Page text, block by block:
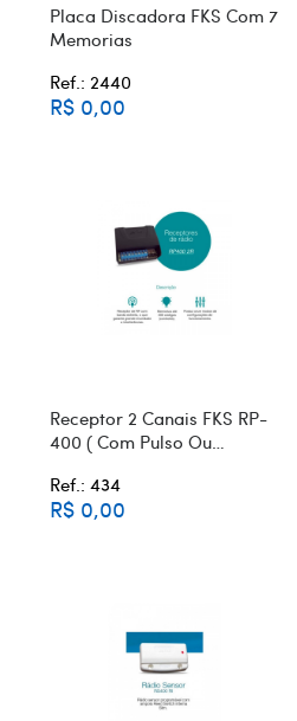
Placa Discadora FKS Com 7
Memorias
Ref.: 2440
R$ 0,00
Receptor 2 Canais FKS RP-
400 ( Com Pulso Ou
Ref.: 434
R$ 0,00